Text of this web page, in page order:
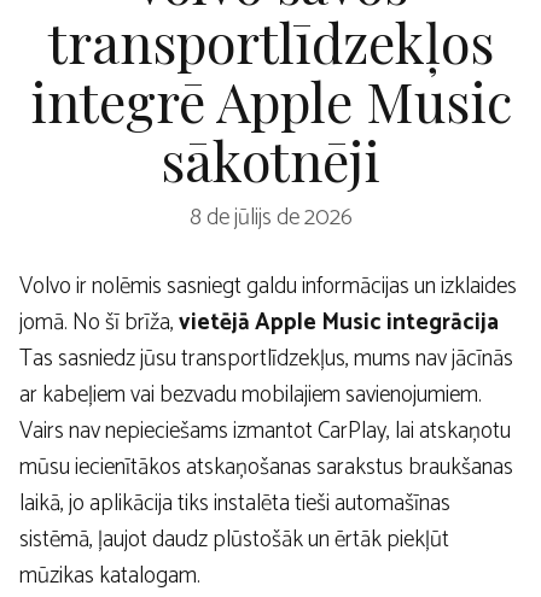
transportlīdzekļos
integrē Apple Music
sākotnēji
8 de jūlijs de 2026
Volvo ir nolēmis sasniegt galdu informācijas un izklaides
jomā. No šī brīža,vietējā Apple Music integrācija
Tas sasniedz jūsu transportlīdzekļus, mums nav jācīnās
ar kabeļiem vai bezvadu mobilajiem savienojumiem.
Vairs nav nepieciešams izmantot CarPlay, lai atskaņotu
mūsu iecienītākos atskaņošanas sarakstus braukšanas
laikā, jo aplikācija tiks instalēta tieši automašīnas
sistēmā, ļaujot daudz plūstošāk un ērtāk piekļūt
mūzikas katalogam.